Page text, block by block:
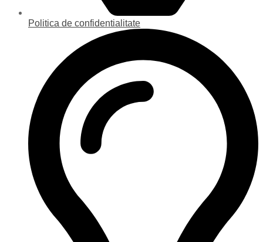
Politica de confidentialitate